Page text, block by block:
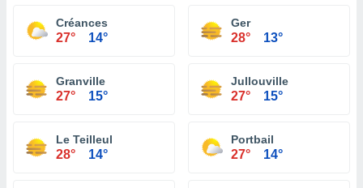
Créances
27° 14°
Ger
28° 13°
Granville
27° 15°
Jullouville
27° 15°
Le Teilleul
28° 14°
Portbail
27° 14°